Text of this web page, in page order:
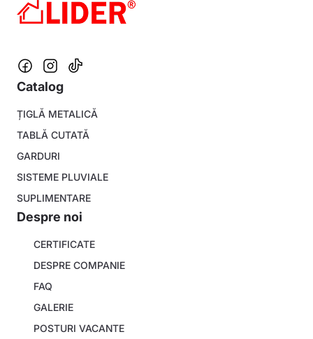
Catalog
Footer
menu
ȚIGLĂ METALICĂ
TABLĂ CUTATĂ
GARDURI
SISTEME PLUVIALE
SUPLIMENTARE
Despre noi
About
company
CERTIFICATE
DESPRE COMPANIE
FAQ
GALERIE
POSTURI VACANTE